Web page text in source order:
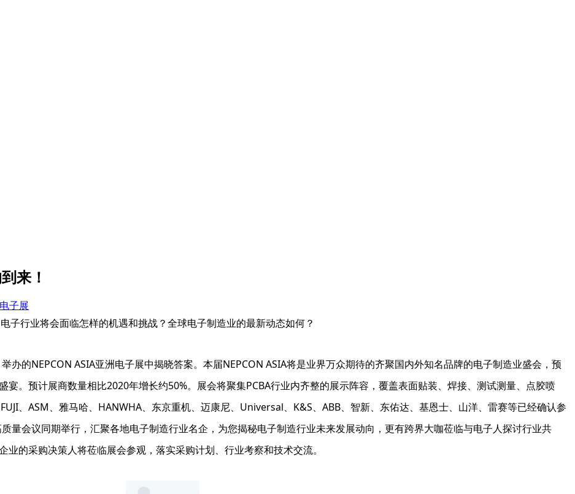
来！
子展
子行业将会面临怎样的机遇和挑战？全球电子制造业的最新动态如何？
办的NEPCON ASIA亚洲电子展中揭晓答案。本届NEPCON ASIA将是业界万众期待的齐聚国内外知名品牌的电子制造业盛会，预
。预计展商数量相比2020年增长约50%。展会将聚集PCBA行业内齐整的展示阵容，覆盖表面贴装、焊接、测试测量、点胶喷
、ASM、雅马哈、HANWHA、东京重机、迈康尼、Universal、K&S、ABB、智新、东佑达、基恩士、山洋、雷赛等已经确认参
量会议同期举行，汇聚各地电子制造行业名企，为您揭秘电子制造行业未来发展动向，更有跨界大咖莅临与电子人探讨行业共
的采购决策人将莅临展会参观，落实采购计划、行业考察和技术交流。